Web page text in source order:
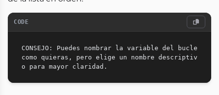
CODE
CONSEJO: Puedes nombrar la variable del bucle
como quieras, pero elige un nombre descriptiv